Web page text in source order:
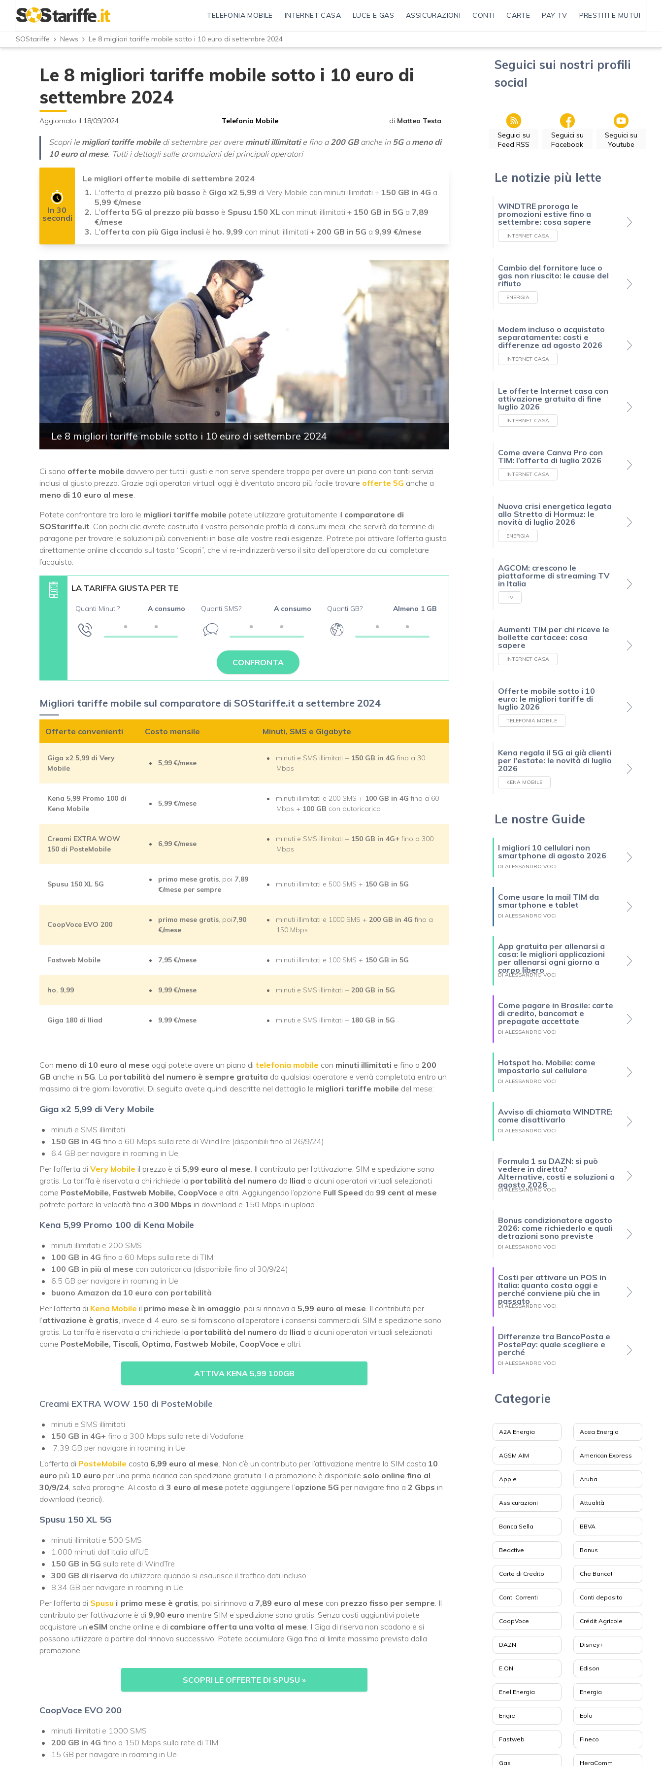
TELEFONIA MOBILE INTERNET CASA LUCE E GAS ASSICURAZIONI CONTI CARTE PAY TV PRESTITI E MUTUI
SOStariffe News Le 8 migliori tariffe mobile sotto i 10 euro di settembre 2024
Le 8 migliori tariffe mobile sotto i 10 euro di
settembre 2024
Aggiornato il 18/09/2024 Telefonia Mobile di Matteo Testa
Scopri le migliori tariffe mobiledi settembre per avere minuti illimitatie fino a 200 GBanche in5Ga meno di
10 euro al mese. Tutti i dettagli sulle promozioni dei principali operatori
In 30
secondi
Le migliori offerte mobile di settembre 2024
L'offerta al prezzo più basso è Giga x2 5,99 di Very Mobile con minuti illimitati + 150 GB in 4G a
5,99 €/mese
L'offerta 5G al prezzo più basso è Spusu 150 XL con minuti illimitati + 150 GB in 5G a 7,89
€/mese
L'offerta con più Giga inclusi è ho. 9,99 con minuti illimitati + 200 GB in 5G a 9,99 €/mese
Le 8 migliori tariffe mobile sotto i 10 euro di settembre 2024
Ci sono offerte mobile davvero per tutti i gusti e non serve spendere troppo per avere un piano con tanti servizi
inclusi al giusto prezzo. Grazie agli operatori virtuali oggi è diventato ancora più facile trovare offerte 5G anche a
meno di 10 euro al mese.
Potete confrontare tra loro le migliori tariffe mobile potete utilizzare gratuitamente il comparatore di
SOStariffe.it. Con pochi clic avrete costruito il vostro personale profilo di consumi medi, che servirà da termine di
paragone per trovare le soluzioni più convenienti in base alle vostre reali esigenze. Potrete poi attivare l’offerta giusta
direttamente online cliccando sul tasto “Scopri”, che vi re-indirizzerà verso il sito dell’operatore da cui completare
l’acquisto.
LA TARIFFA GIUSTA PER TE
Quanti Minuti? A consumo Quanti SMS? A consumo Quanti GB? Almeno 1 GB
CONFRONTA
Migliori tariffe mobile sul comparatore di SOStariffe.it a settembre 2024
Offerte convenienti Costo mensile Minuti, SMS e Gigabyte
Giga x2 5,99 di Very
Mobile
5,99 €/mese
minuti e SMS illimitati + 150 GB in 4Gfino a 30
Mbps
Kena 5,99 Promo 100 di
Kena Mobile
5,99 €/mese
minuti illimitati e 200 SMS + 100 GB in 4Gfino a 60
Mbps + 100 GB con autoricarica
Creami EXTRA WOW
150 di PosteMobile
6,99 €/mese
minuti e SMS illimitati + 150 GB in 4G+fino a 300
Mbps
Spusu 150 XL 5G
primo mese gratis, poi 7,89
€/mese per sempre
minuti illimitati e 500 SMS + 150 GB in 5G
CoopVoce EVO 200
primo mese gratis, poi7,90
€/mese
minuti illimitati e 1000 SMS + 200 GB in 4Gfino a
150 Mbps
Fastweb Mobile 7,95€/mese minuti illimitati e 100 SMS + 150 GB in 5G
ho. 9,99 9,99€/mese minuti e SMS illimitati + 200 GB in 5G
Giga 180 di Iliad 9,99€/mese minuti e SMS illimitati + 180 GB in 5G
Con meno di 10 euro al mese oggi potete avere un piano di telefonia mobile con minuti illimitati e fino a 200
GB anche in 5G . La portabilità del numero è sempre gratuita da qualsiasi operatore e verrà completata entro un
massimo di tre giorni lavorativi. Di seguito avete quindi descritte nel dettaglio le migliori tariffe mobile del mese:
Giga x2 5,99 di Very Mobile
minuti e SMS illimitati
150 GB in 4G fino a 60 Mbps sulla rete di WindTre (disponibili fino al 26/9/24)
6,4 GB per navigare in roaming in Ue
Per l’offerta di Very Mobile il prezzo è di 5,99 euro al mese . Il contributo per l’attivazione, SIM e spedizione sono
gratis. La tariffa è riservata a chi richiede la portabilità del numero da Iliad o alcuni operatori virtuali selezionati
come PosteMobile, Fastweb Mobile, CoopVoce e altri. Aggiungendo l’opzione Full Speed da 99 cent al mese
potrete portare la velocità fino a 300 Mbps in download e 150 Mbps in upload.
Kena 5,99 Promo 100 di Kena Mobile
minuti illimitati e 200 SMS
100 GB in 4G fino a 60 Mbps sulla rete di TIM
100 GB in più al mese con autoricarica (disponibile fino al 30/9/24)
6,5 GB per navigare in roaming in Ue
buono Amazon da 10 euro con portabilità
Per l’offerta di Kena Mobile il primo mese è in omaggio , poi si rinnova a 5,99 euro al mese . Il contributo per
l’attivazione è gratis , invece di 4 euro, se si forniscono all’operatore i consensi commerciali. SIM e spedizione sono
gratis. La tariffa è riservata a chi richiede la portabilità del numero da Iliad o alcuni operatori virtuali selezionati
come PosteMobile, Tiscali, Optima, Fastweb Mobile, CoopVoce e altri.
ATTIVA KENA 5,99 100GB
Creami EXTRA WOW 150 di PosteMobile
minuti e SMS illimitati
150 GB in 4G+ fino a 300 Mbps sulla rete di Vodafone
7,39 GB per navigare in roaming in Ue
L’offerta di PosteMobile costa 6,99 euro al mese . Non c’è un contributo per l’attivazione mentre la SIM costa 10
euro più 10 euro per una prima ricarica con spedizione gratuita. La promozione è disponibile solo online fino al
30/9/24 , salvo proroghe. Al costo di 3 euro al mese potete aggiungere l’opzione 5G per navigare fino a 2 Gbps in
download (teorici).
Spusu 150 XL 5G
minuti illimitati e 500 SMS
1.000 minuti dall’Italia all’UE
150 GB in 5G sulla rete di WindTre
300 GB di riserva da utilizzare quando si esaurisce il traffico dati incluso
8,34 GB per navigare in roaming in Ue
Per l’offerta di Spusu il primo mese è gratis , poi si rinnova a 7,89 euro al mese con prezzo fisso per sempre . Il
contributo per l’attivazione è di 9,90 euro mentre SIM e spedizione sono gratis. Senza costi aggiuntivi potete
acquistare un’eSIM anche online e di cambiare offerta una volta al mese . I Giga di riserva non scadono e si
possono utilizzare a partire dal rinnovo successivo. Potete accumulare Giga fino al limite massimo previsto dalla
promozione.
SCOPRI LE OFFERTE DI SPUSU »
CoopVoce EVO 200
minuti illimitati e 1000 SMS
200 GB in 4G fino a 150 Mbps sulla rete di TIM
15 GB per navigare in roaming in Ue
Seguici sui nostri profili
social
Seguici su
Feed RSS
Seguici su
Facebook
Seguici su
Youtube
Le notizie più lette
WINDTRE proroga le
promozioni estive fino a
settembre: cosa sapere
INTERNET CASA
Cambio del fornitore luce o
gas non riuscito: le cause del
rifiuto
ENERGIA
Modem incluso o acquistato
separatamente: costi e
differenze ad agosto 2026
INTERNET CASA
Le offerte Internet casa con
attivazione gratuita di fine
luglio 2026
INTERNET CASA
Come avere Canva Pro con
TIM: l’offerta di luglio 2026
INTERNET CASA
Nuova crisi energetica legata
allo Stretto di Hormuz: le
novità di luglio 2026
ENERGIA
AGCOM: crescono le
piattaforme di streaming TV
in Italia
TV
Aumenti TIM per chi riceve le
bollette cartacee: cosa
sapere
INTERNET CASA
Offerte mobile sotto i 10
euro: le migliori tariffe di
luglio 2026
TELEFONIA MOBILE
Kena regala il 5G ai già clienti
per l'estate: le novità di luglio
2026
KENA MOBILE
Le nostre Guide
I migliori 10 cellulari non
smartphone di agosto 2026
DI ALESSANDRO VOCI
Come usare la mail TIM da
smartphone e tablet
DI ALESSANDRO VOCI
App gratuita per allenarsi a
casa: le migliori applicazioni
per allenarsi ogni giorno a
corpo libero
DI ALESSANDRO VOCI
Come pagare in Brasile: carte
di credito, bancomat e
prepagate accettate
DI ALESSANDRO VOCI
Hotspot ho. Mobile: come
impostarlo sul cellulare
DI ALESSANDRO VOCI
Avviso di chiamata WINDTRE:
come disattivarlo
DI ALESSANDRO VOCI
Formula 1 su DAZN: si può
vedere in diretta?
Alternative, costi e soluzioni a
agosto 2026
DI ALESSANDRO VOCI
Bonus condizionatore agosto
2026: come richiederlo e quali
detrazioni sono previste
DI ALESSANDRO VOCI
Costi per attivare un POS in
Italia: quanto costa oggi e
perché conviene più che in
passato
DI ALESSANDRO VOCI
Differenze tra BancoPosta e
PostePay: quale scegliere e
perché
DI ALESSANDRO VOCI
Categorie
A2A Energia Acea Energia
AGSM AIM American Express
Apple Aruba
Assicurazioni Attualità
Banca Sella BBVA
Beactive Bonus
Carte di Credito Che Banca!
Conti Correnti Conti deposito
CoopVoce Crédit Agricole
DAZN Disney+
E.ON Edison
Enel Energia Energia
Engie Eolo
Fastweb Fineco
Gas HeraComm